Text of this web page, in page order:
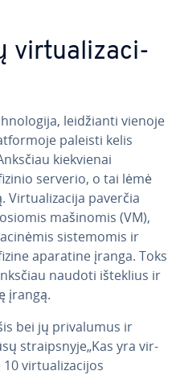
vir­tu­ali­za­ci­
lei­džian­ti vienoje
paleisti kelis
kiek­vie­nai
serverio, o tai lėmė
Vir­tu­ali­za­ci­ja paverčia
mašinomis (VM),
sis­te­mo­mis ir
aparatine įranga. Toks
naudoti išteklius ir
įrangą.
bei jų pri­va­lu­mus ir
straips­ny­je„Kas yra vir­
10 vir­tu­ali­za­ci­jos